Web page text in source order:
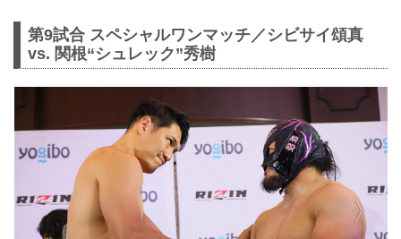
第9試合 スペシャルワンマッチ／シビサイ頌真
vs. 関根“シュレック”秀樹